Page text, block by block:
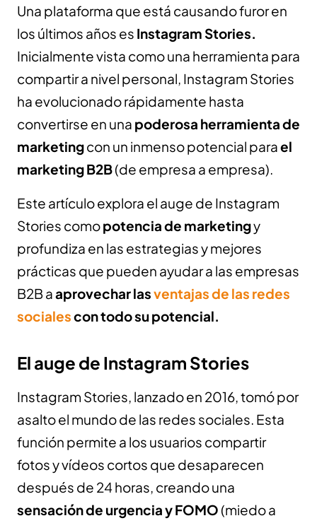
Una plataforma que está causando furor en
los últimos años es Instagram Stories.
Inicialmente vista como una herramienta para
compartir a nivel personal, Instagram Stories
ha evolucionado rápidamente hasta
convertirse en una poderosa herramienta de
marketingcon un inmenso potencial parael
marketing B2B(de empresa a empresa).
Este artículo explora el auge de Instagram
Stories comopotencia de marketingy
profundiza en las estrategias y mejores
prácticas que pueden ayudar a las empresas
B2B aaprovechar lasventajas de las redes
socialescon todo su potencial.
El auge de Instagram Stories
Instagram Stories, lanzado en 2016, tomó por
asalto el mundo de las redes sociales. Esta
función permite a los usuarios compartir
fotos y vídeos cortos que desaparecen
después de 24 horas, creando una
sensación de urgencia y FOMO (miedo a